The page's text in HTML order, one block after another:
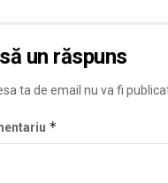
un răspuns
ta de email nu va fi
*